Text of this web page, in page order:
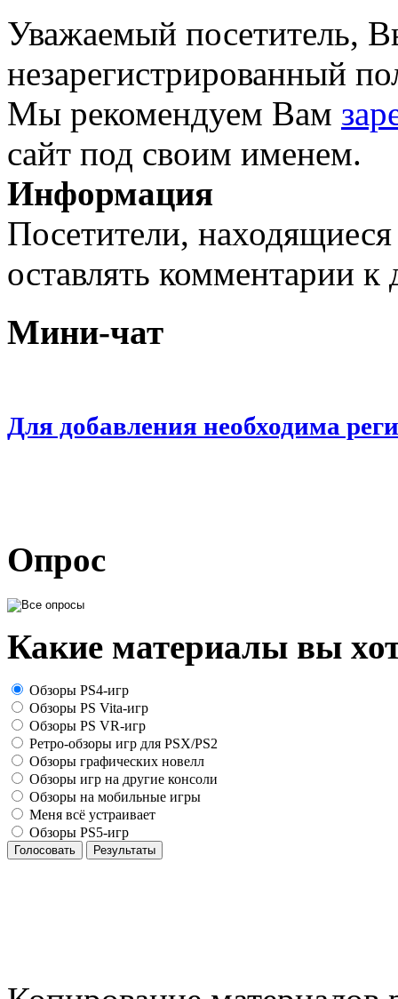
Уважаемый посетитель,
незарегистрированный
Мы рекомендуем Вам
сайт под своим именем.
Информация
Посетители,
оставлять комментарии
Мини-чат
Для добавления необходима
Опрос
Какие материалы вы
Обзоры PS4-игр
Обзоры PS Vita-игр
Обзоры PS VR-игр
Ретро-обзоры игр для PSX/PS2
Обзоры графических новелл
Обзоры игр на другие консоли
Обзоры на мобильные игры
Меня всё устраивает
Обзоры PS5-игр
Голосовать Результаты